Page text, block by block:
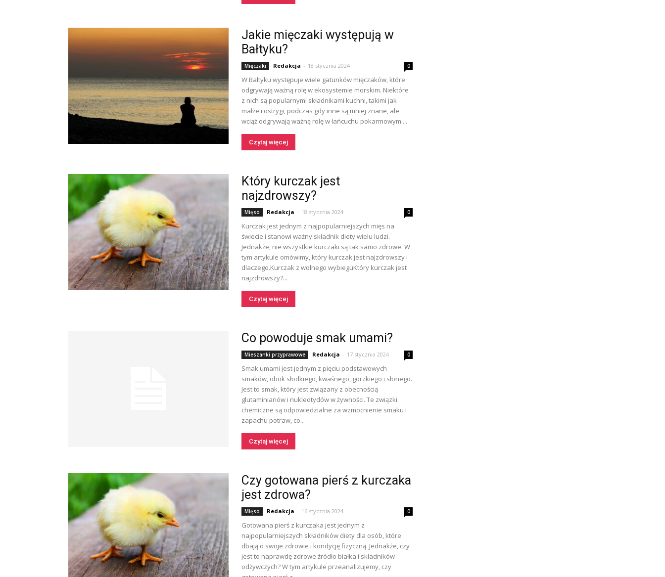
Jakie mięczaki występują w
Bałtyku?
Mięczaki Redakcja - 18 stycznia 2024 0
W Bałtyku występuje wiele gatunków mięczaków, które
odgrywają ważną rolę w ekosystemie morskim. Niektóre
z nich są popularnymi składnikami kuchni, takimi jak
małże i ostrygi, podczas gdy inne są mniej znane, ale
wciąż odgrywają ważną rolę w łańcuchu pokarmowym....
Czytaj więcej
Który kurczak jest
najzdrowszy?
Mięso Redakcja - 18 stycznia 2024 0
Kurczak jest jednym z najpopularniejszych mięs na
świecie i stanowi ważny składnik diety wielu ludzi.
Jednakże, nie wszystkie kurczaki są tak samo zdrowe. W
tym artykule omówimy, który kurczak jest najzdrowszy i
dlaczego.Kurczak z wolnego wybieguKtóry kurczak jest
najzdrowszy?...
Czytaj więcej
Co powoduje smak umami?
Mieszanki przyprawowe Redakcja - 17 stycznia 2024 0
Smak umami jest jednym z pięciu podstawowych
smaków, obok słodkiego, kwaśnego, gorzkiego i słonego.
Jest to smak, który jest związany z obecnością
glutaminianów i nukleotydów w żywności. Te związki
chemiczne są odpowiedzialne za wzmocnienie smaku i
zapachu potraw, co...
Czytaj więcej
Czy gotowana pierś z kurczaka
jest zdrowa?
Mięso Redakcja - 16 stycznia 2024 0
Gotowana pierś z kurczaka jest jednym z
najpopularniejszych składników diety dla osób, które
dbają o swoje zdrowie i kondycję fizyczną. Jednakże, czy
jest to naprawdę zdrowe źródło białka i składników
odżywczych? W tym artykule przeanalizujemy, czy